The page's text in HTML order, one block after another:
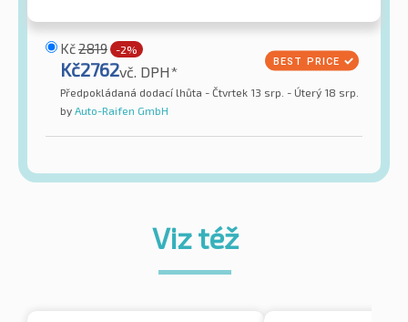
Kč2819 -2%
Kč2762vč. DPH*
Předpokládaná dodací lhůta - Čtvrtek 13 srp. - Úterý 18 srp.
by Auto-Raifen GmbH
Viz též